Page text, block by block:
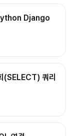
Django
쿼리